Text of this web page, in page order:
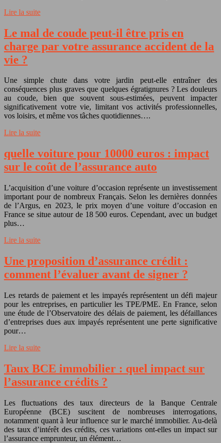
Lire la suite
Le mal de coude peut-il être pris en
charge par votre assurance accident de la
vie ?
Une simple chute dans votre jardin peut-elle entraîner des
conséquences plus graves que quelques égratignures ? Les douleurs
au coude, bien que souvent sous-estimées, peuvent impacter
significativement votre vie, limitant vos activités professionnelles,
vos loisirs, et même vos tâches quotidiennes….
Lire la suite
quelle voiture pour 10000 euros : impact
sur le coût de l’assurance auto
L’acquisition d’une voiture d’occasion représente un investissement
important pour de nombreux Français. Selon les dernières données
de l’Argus, en 2023, le prix moyen d’une voiture d’occasion en
France se situe autour de 18 500 euros. Cependant, avec un budget
plus…
Lire la suite
Une proposition d’assurance crédit :
comment l’évaluer avant de signer ?
Les retards de paiement et les impayés représentent un défi majeur
pour les entreprises, en particulier les TPE/PME. En France, selon
une étude de l’Observatoire des délais de paiement, les défaillances
d’entreprises dues aux impayés représentent une perte significative
pour…
Lire la suite
Taux BCE immobilier : quel impact sur
l’assurance crédits ?
Les fluctuations des taux directeurs de la Banque Centrale
Européenne (BCE) suscitent de nombreuses interrogations,
notamment quant à leur influence sur le marché immobilier. Au-delà
des taux d’intérêt des crédits, ces variations ont-elles un impact sur
l’assurance emprunteur, un élément…